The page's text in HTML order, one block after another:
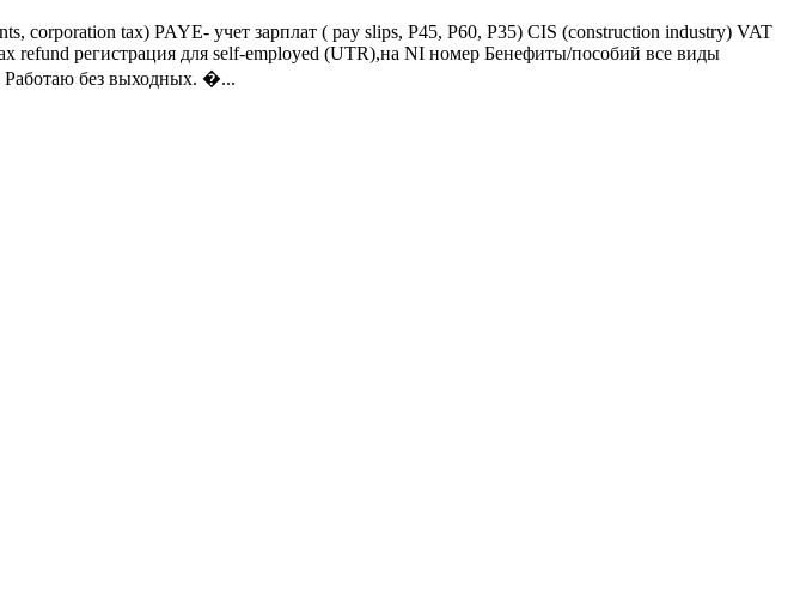
corporation tax) PAYE- учет зарплат ( pay slips, P45, P60, P35) CIS (construction industry) VAT
refund регистрация для self-employed (UTR),на NI номер Бенефиты/пособий все виды
без выходных. �...